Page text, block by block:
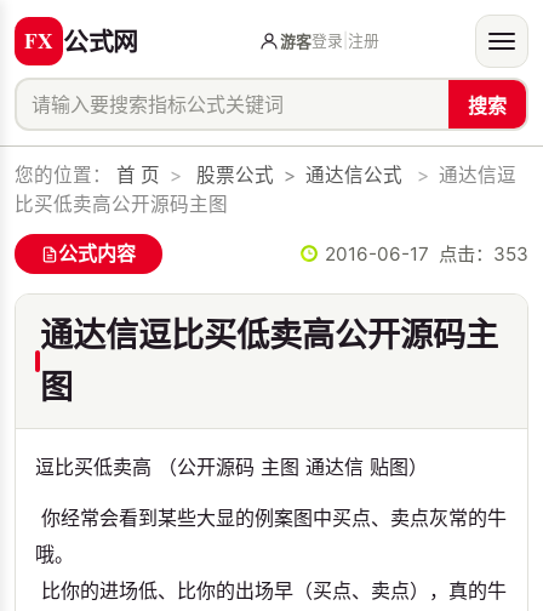
公式网
搜索
游客登录 注册
您的位置： 首 页 > 股票公式 > 通达信公式 > 通达信逗
比买低卖高公开源码主图
公式内容 2016-06-17 点击： 353
通达信逗比买低卖高公开源码主
图
逗比买低卖高 （公开源码 主图 通达信 贴图）
你经常会看到某些大显的例案图中买点、卖点灰常的牛
哦。
比你的进场低、比你的出场早（买点、卖点），真的牛